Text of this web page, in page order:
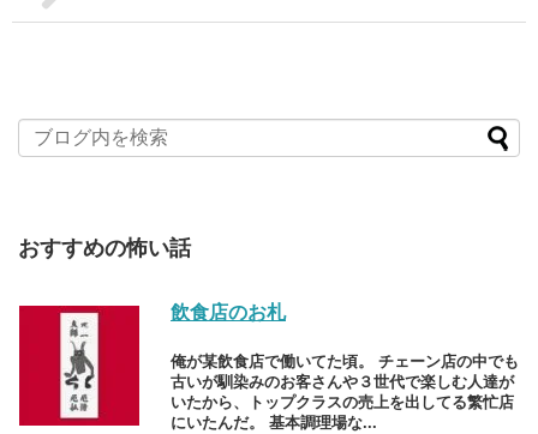
おすすめの怖い話
飲食店のお札
俺が某飲食店で働いてた頃。 チェーン店の中でも
古いが馴染みのお客さんや３世代で楽しむ人達が
いたから、トップクラスの売上を出してる繁忙店
にいたんだ。 基本調理場な...